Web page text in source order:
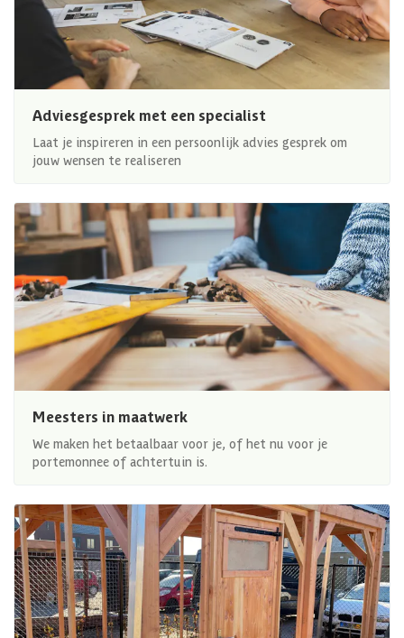
Adviesgesprek met een specialist
Laat je inspireren in een persoonlijk advies gesprek om
jouw wensen te realiseren
Meesters in maatwerk
We maken het betaalbaar voor je, of het nu voor je
portemonnee of achtertuin is.